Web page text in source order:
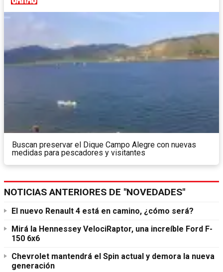
Buscan preservar el Dique Campo Alegre con nuevas
medidas para pescadores y visitantes
NOTICIAS ANTERIORES DE "NOVEDADES"
El nuevo Renault 4 está en camino, ¿cómo será?
Mirá la Hennessey VelociRaptor, una increíble Ford F-
150 6x6
Chevrolet mantendrá el Spin actual y demora la nueva
generación